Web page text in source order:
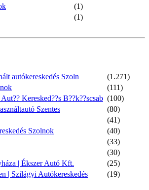
(1)
(1)
autókereskedés Szoln
(1.271)
(111)
Keresked??s B??k??scsab (100)
Szentes
(80)
(41)
Szolnok
(40)
(33)
(30)
| Ékszer Autó Kft.
(25)
| Szilágyi Autókereskedés
(19)